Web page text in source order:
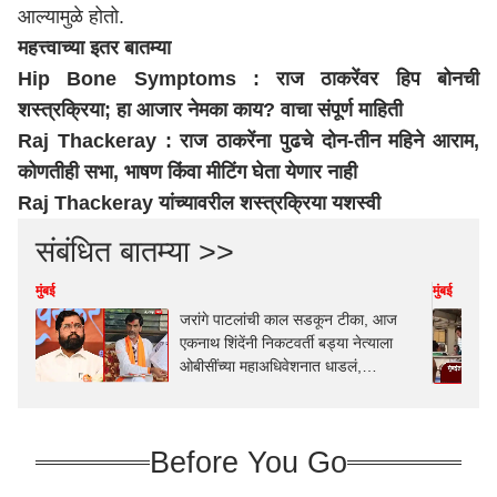
आल्यामुळे होतो.
महत्त्वाच्या इतर बातम्या
Hip Bone Symptoms : राज ठाकरेंवर हिप बोनची
शस्त्रक्रिया; हा आजार नेमका काय? वाचा संपूर्ण माहिती
Raj Thackeray : राज ठाकरेंना पुढचे दोन-तीन महिने आराम,
कोणतीही सभा, भाषण किंवा मीटिंग घेता येणार नाही
Raj Thackeray यांच्यावरील शस्त्रक्रिया यशस्वी
संबंधित बातम्या >>
मुंबई
जरांगे पाटलांची काल सडकून टीका, आज
एकनाथ शिंदेंनी निकटवर्ती बड्या नेत्याला
ओबीसींच्या महाअधिवेशनात धाडलं,
मुंबई
Before You Go